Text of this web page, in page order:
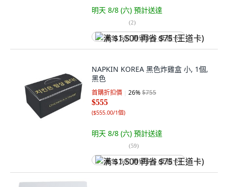
明天 8/8 (六) 預計送達
(2)
满 $1,500 再省 $75 (王道卡)
NAPKIN KOREA 黑色炸雞盒 小, 1個,
黑色
首購折扣價 26%$755
$555
($555.00/1個)
明天 8/8 (六) 預計送達
(59)
满 $1,500 再省 $75 (王道卡)